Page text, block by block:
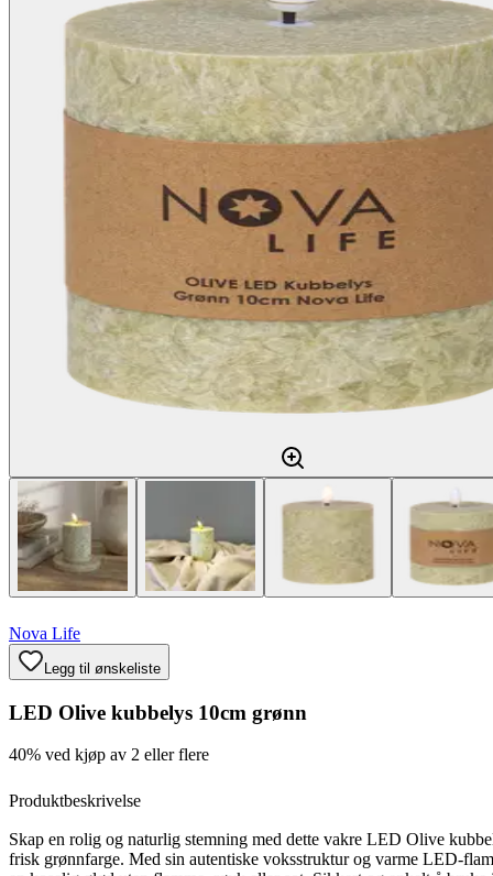
Nova Life
Legg til ønskeliste
LED Olive kubbelys 10cm grønn
40% ved kjøp av 2 eller flere
Produktbeskrivelse
Skap en rolig og naturlig stemning med dette vakre LED Olive
frisk grønnfarge. Med sin autentiske voksstruktur og varme LED-